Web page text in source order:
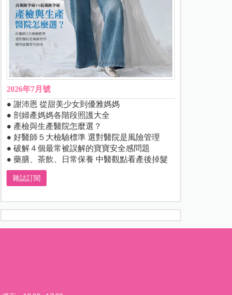
2026年7月號
● 謝沛恩 從甜美少女到優雅媽媽
● 剖婦產媽媽各階段照護大全
● 產檢與生產醫院怎麼選？
● 好醫師５大檢驗標準 選對醫院是風險管理
● 破解４個最常被誤解的寶寶安全感問題
● 藥膳、茶飲、日常保養 中醫觀點看產後掉髮
雜誌訂閱